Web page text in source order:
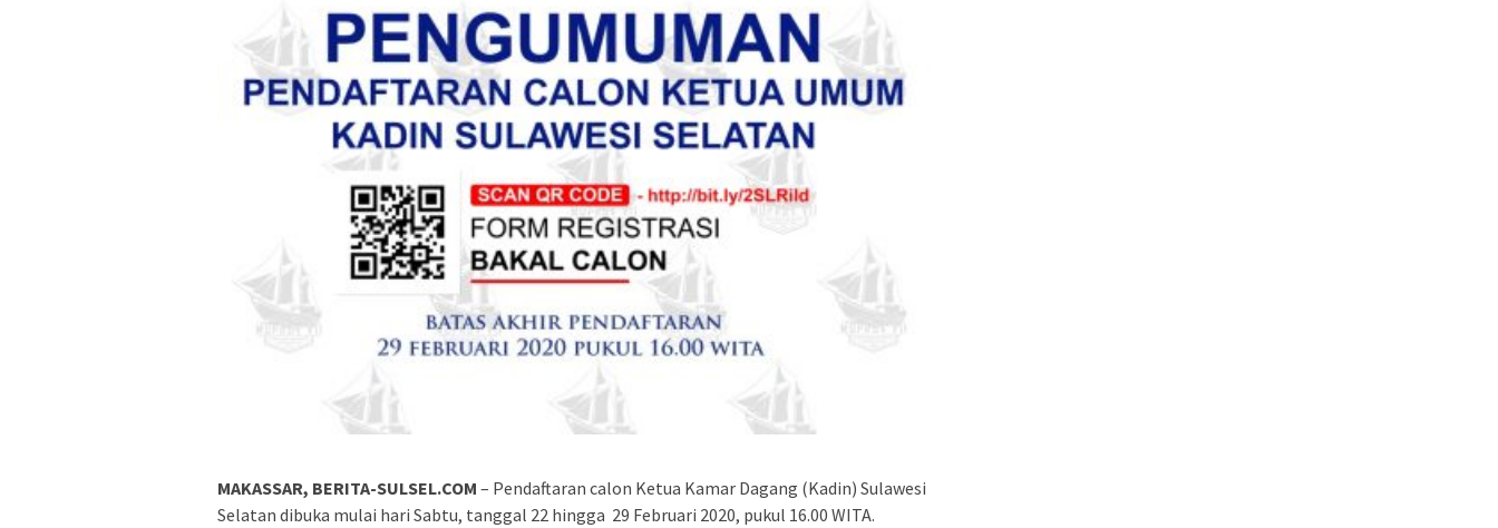
MAKASSAR, BERITA-SULSEL.COM – Pendaftaran calon Ketua Kamar Dagang (Kadin) Sulawesi
Selatan dibuka mulai hari Sabtu, tanggal 22 hingga 29 Februari 2020, pukul 16.00 WITA.